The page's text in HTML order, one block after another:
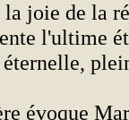
joie de la
l'ultime
évoque